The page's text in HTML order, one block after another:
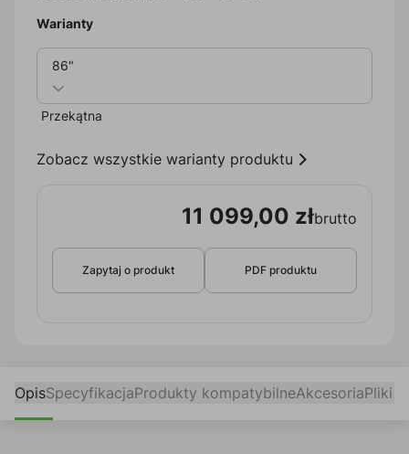
Warianty
86"
Przekątna
Zobacz wszystkie warianty produktu
11 099,00 złbrutto
Zapytaj o produkt PDF produktu
OpisSpecyfikacjaProdukty kompatybilneAkcesoriaPliki